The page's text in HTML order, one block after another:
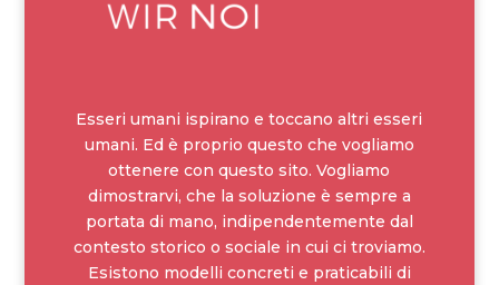
Esseri umani ispirano e toccano altri esseri
umani. Ed è proprio questo che vogliamo
ottenere con questo sito. Vogliamo
dimostrarvi, che la soluzione è sempre a
portata di mano, indipendentemente dal
contesto storico o sociale in cui ci troviamo.
Esistono modelli concreti e praticabili di